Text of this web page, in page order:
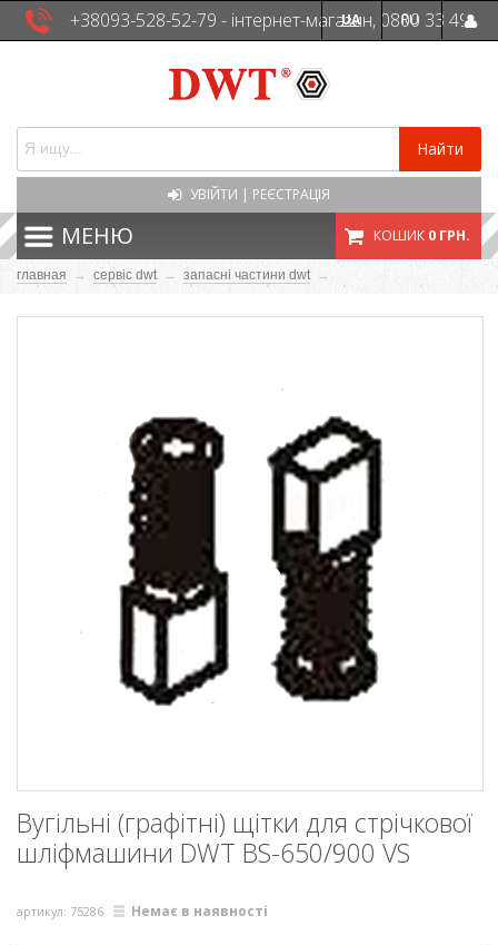
+38093-528-52-79 - інтернет-магазин, 0800 33 49
UA RU
Найти
УВІЙТИ | РЕЄСТРАЦІЯ
МЕНЮ КОШИК 0 ГРН.
главная → сервіс dwt → запасні частини dwt →
Вугільні (графітні) щітки для стрічкової
шліфмашини DWT BS-650/900 VS
артикул: 75286 Немає в наявності